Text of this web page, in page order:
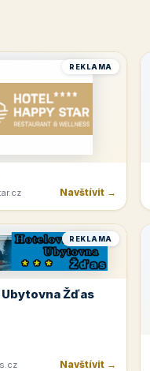
REKLAMA
Navštívit →
REKLAMA
Žďas
Navštívit →